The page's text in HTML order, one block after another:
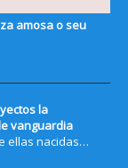
amosa o seu
la
vanguardia
ellas nacidas…